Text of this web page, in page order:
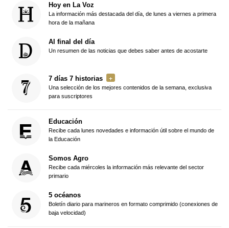
Hoy en La Voz
La información más destacada del día, de lunes a viernes a primera
hora de la mañana
Al final del día
Un resumen de las noticias que debes saber antes de acostarte
7 días 7 historias
Una selección de los mejores contenidos de la semana, exclusiva
para suscriptores
Educación
Recibe cada lunes novedades e información útil sobre el mundo de
la Educación
Somos Agro
Recibe cada miércoles la información más relevante del sector
primario
5 océanos
Boletín diario para marineros en formato comprimido (conexiones de
baja velocidad)